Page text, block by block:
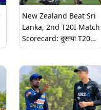
New Zealand Beat Sri
Lanka, 2nd T20I Match
Scorecard: दुसऱ्या T20
सामन्यात, न्यूझीलंडने श्रीलंकेचा
डफीची शानदार गोलंदाजी,
मालिकेत 2-0 अशी अभेद्य
आघाडी